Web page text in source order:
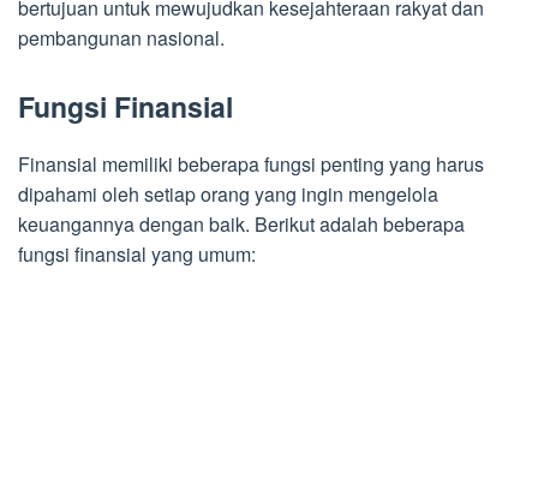
bertujuan untuk mewujudkan kesejahteraan rakyat dan
pembangunan nasional.
Fungsi Finansial
Finansial memiliki beberapa fungsi penting yang harus
dipahami oleh setiap orang yang ingin mengelola
keuangannya dengan baik. Berikut adalah beberapa
fungsi finansial yang umum: